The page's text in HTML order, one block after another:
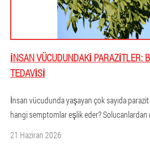
İNSAN VÜCUDUNDAKI PARAZITLER:
TEDAVISI
İnsan vücudunda yaşayan çok sayıda
hangi semptomlar eşlik eder? Solucanlardan
21 Haziran 2026